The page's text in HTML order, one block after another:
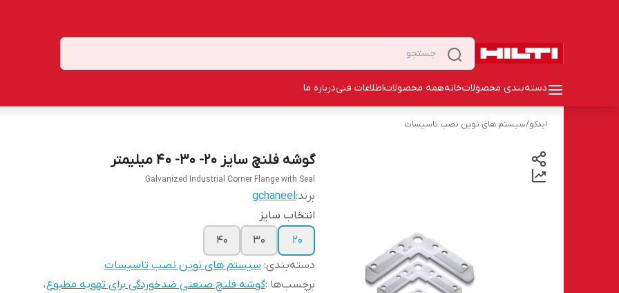
دسته‌بندی محصولاتخانههمه محصولاتاطلاعات فنیدرباره ما
ایدکو/سیستم های نوین نصب تاسیسات
گوشه فلنچ سایز 20- 30- 40 میلیمتر
Galvanized Industrial Corner Flange with Seal
برند:gchaneel
انتخاب سایز
20
30
40
دسته‌بندی: سیستم های نوین نصب تاسیسات
برچسب‌ها :گوشه فلنچ صنعتی ضدخوردگی برای تهویه مطبوع،